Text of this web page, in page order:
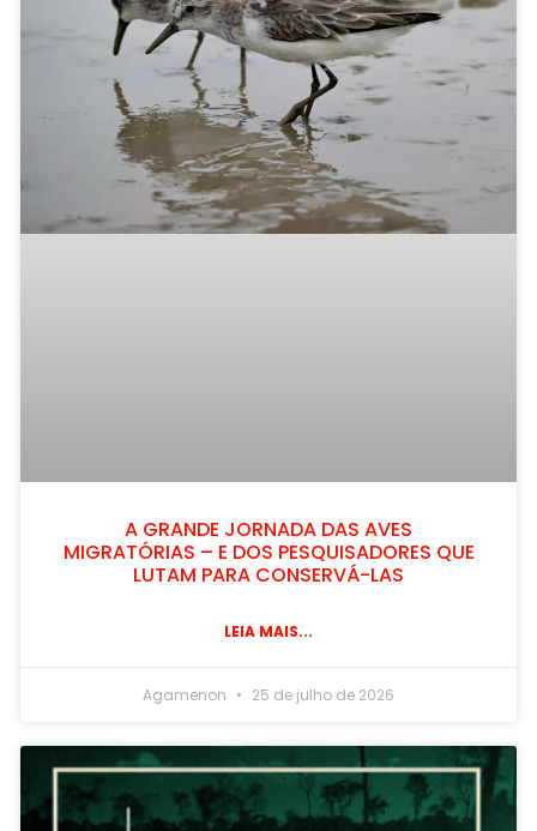
A GRANDE JORNADA DAS AVES
MIGRATÓRIAS – E DOS PESQUISADORES QUE
LUTAM PARA CONSERVÁ-LAS
LEIA MAIS...
Agamenon 25 de julho de 2026